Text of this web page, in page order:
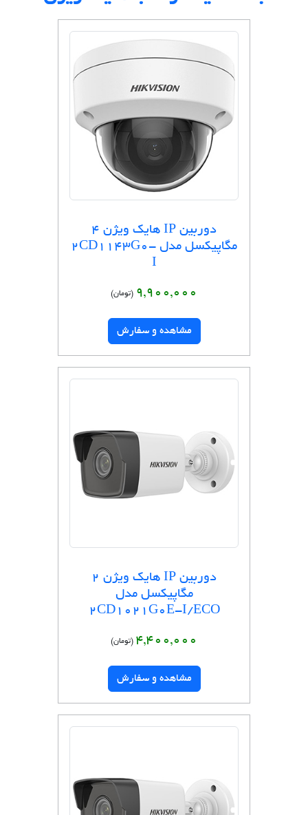
دوربین IP هایک ویژن 4
مگاپیکسل مدل 2CD1143G0-
I
9,900,000 (تومان)
مشاهده و سفارش
دوربین IP هایک ویژن 2
مگاپیکسل مدل
2CD1021G0E-I/ECO
4,400,000 (تومان)
مشاهده و سفارش